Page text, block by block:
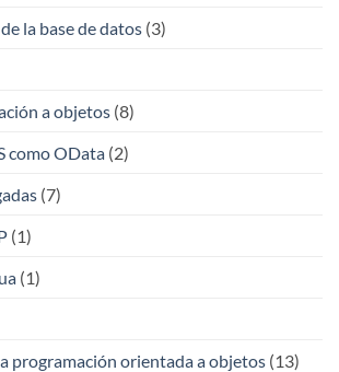
la base de datos (3)
a objetos (8)
como OData (2)
(7)
(1)
(1)
programación orientada a objetos (13)